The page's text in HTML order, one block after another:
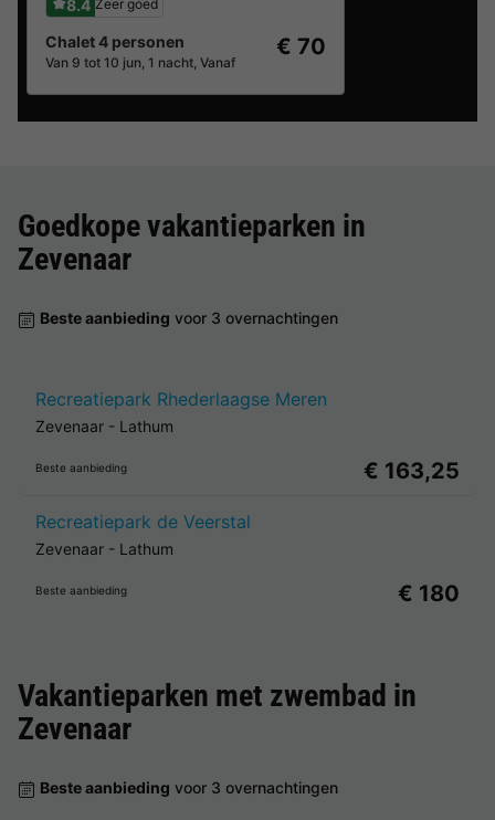
8.4 Zeer goed
Chalet 4 personen
Van 9 tot 10 jun, 1 nacht, Vanaf
€ 70
Goedkope vakantieparken in
Zevenaar
Beste aanbieding voor 3 overnachtingen
Recreatiepark Rhederlaagse Meren
Zevenaar - Lathum
Beste aanbieding € 163,25
Recreatiepark de Veerstal
Zevenaar - Lathum
Beste aanbieding € 180
Vakantieparken met zwembad in
Zevenaar
Beste aanbieding voor 3 overnachtingen